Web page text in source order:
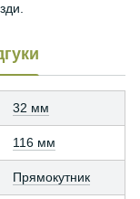
32 мм
116 мм
Прямокутник